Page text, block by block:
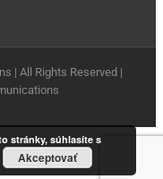
| All Rights Reserved |
stránky, súhlasíte s
Akceptovať